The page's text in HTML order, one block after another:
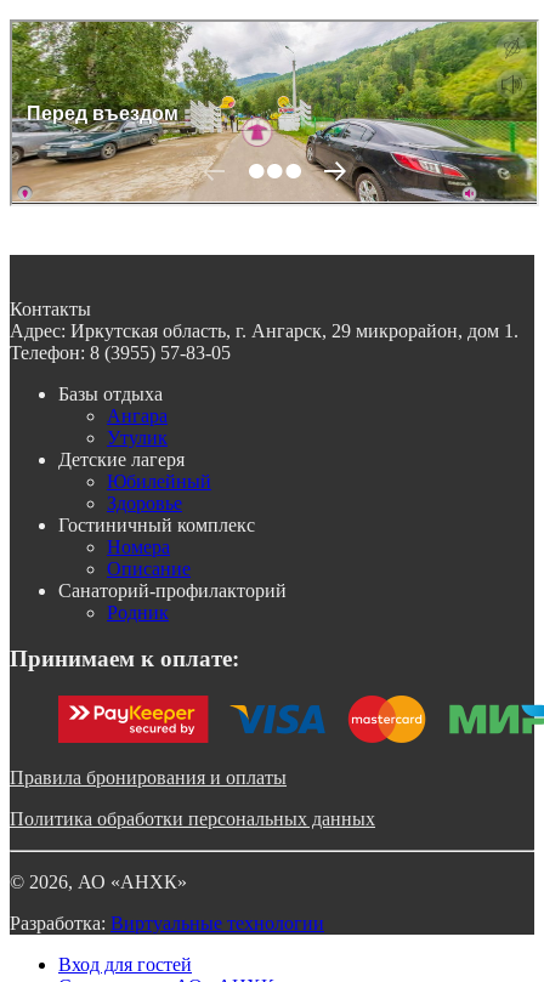
Контакты
Адрес: Иркутская область, г. Ангарск, 29 микрорайон, дом 1.
Телефон: 8 (3955) 57-83-05
Базы отдыха
Ангара
Утулик
Детские лагеря
Юбилейный
Здоровье
Гостиничный комплекс
Номера
Описание
Санаторий-профилакторий
Родник
Принимаем к оплате:
Правила бронирования и оплаты
Политика обработки персональных данных
© 2026, АО «АНХК»
Разработка: Виртуальные технологии
Вход для гостей